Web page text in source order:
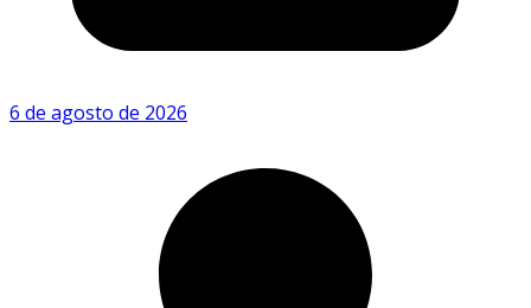
6 de agosto de 2026